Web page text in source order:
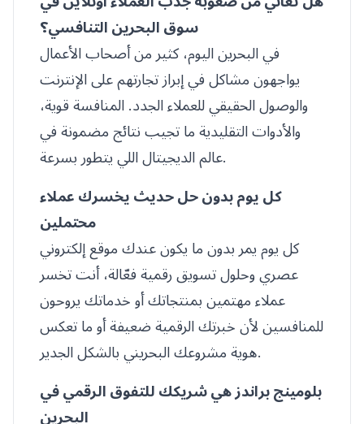
سوق البحرين التنافسي؟
في البحرين اليوم، كثير من أصحاب الأعمال
يواجهون مشاكل في إبراز تجارتهم على الإنترنت
والوصول الحقيقي للعملاء الجدد. المنافسة قوية،
والأدوات التقليدية ما تجيب نتائج مضمونة في
عالم الديجيتال اللي يتطور بسرعة.
كل يوم بدون حل حديث يخسرك عملاء
محتملين
كل يوم يمر بدون ما يكون عندك موقع إلكتروني
عصري وحلول تسويق رقمية فعّالة، أنت تخسر
عملاء مهتمين بمنتجاتك أو خدماتك يروحون
للمنافسين لأن خبرتك الرقمية ضعيفة أو ما تعكس
هوية مشروعك البحريني بالشكل الجدير.
بلومينج براندز هي شريكك للتفوق الرقمي في
البحرين